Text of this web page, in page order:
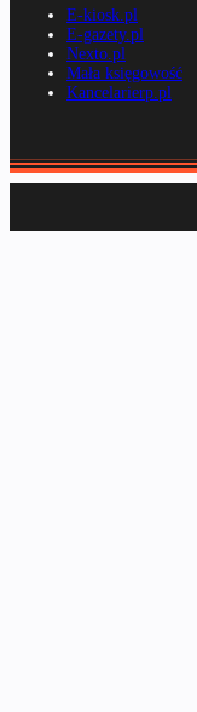
E-kiosk.pl
E-gazety.pl
Nexto.pl
Mała księgowość
Kancelarierp.pl